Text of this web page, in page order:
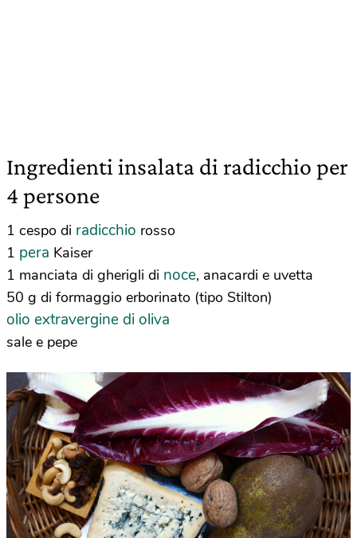
Ingredienti insalata di radicchio per
4 persone
1 cespo di radicchio rosso
1 pera Kaiser
1 manciata di gherigli di noce, anacardi e uvetta
50 g di formaggio erborinato (tipo Stilton)
olio extravergine di oliva
sale e pepe